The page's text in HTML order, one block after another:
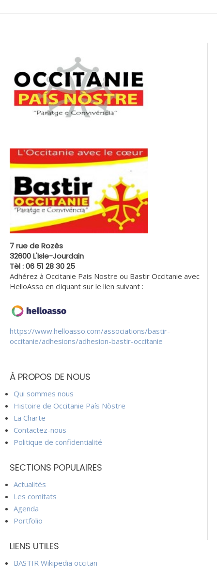
7 rue de Rozès
32600 L'Isle-Jourdain
Tèl : 06 51 28 30 25
Adhérez à Occitanie Pais Nostre ou Bastir Occitanie avec
HelloAsso en cliquant sur le lien suivant :
https://www.helloasso.com/associations/bastir-
occitanie/adhesions/adhesion-bastir-occitanie
À PROPOS DE NOUS
Qui sommes nous
Histoire de Occitanie País Nòstre
La Charte
Contactez-nous
Politique de confidentialité
SECTIONS POPULAIRES
Actualités
Les comitats
Agenda
Portfolio
LIENS UTILES
BASTIR Wikipedia occitan